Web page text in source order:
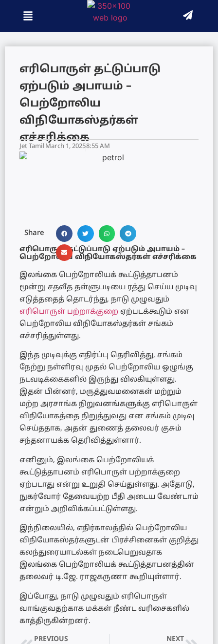
எரிபொருள் தட்டுப்பாடு
ஏற்படும் அபாயம் –
பெற்றோலிய
விநியோகஸ்தர்கள்
எச்சரிக்கை
Jet TamilMarch 1, 20258:55 AM
Share
எரிபொருள் தட்டுப்பாடு ஏற்படும் அபாயம் –
பெற்றோலிய விநியோகஸ்தர்கள் எச்சரிக்கை
இலங்கை பெற்றோலியக் கூட்டுத்தாபனம்
மூன்று சதவீத தள்ளுபடியை ரத்து செய்ய முடிவு
எடுத்ததைத் தொடர்ந்து, நாடு முழுவதும்
எரிபொருள் பற்றாக்குறை ஏற்படக்கூடும் என
பெற்றோலிய விநியோகஸ்தர்கள் சங்கம்
எச்சரித்துள்ளது.
இந்த முடிவுக்கு எதிர்ப்பு தெரிவித்து, சங்கம்
நேற்று நள்ளிரவு முதல் பெற்றோலிய ஒழுங்கு
நடவடிக்கைகளில் இருந்து விலகியுள்ளது.
இதன் பின்னர், மருத்துவமனைகள் மற்றும்
மற்ற அரசாங்க நிறுவனங்களுக்கு எரிபொருள்
விநியோகத்தை நிறுத்துவது என சங்கம் முடிவு
செய்ததாக, அதன் துணைத் தலைவர் குசும்
சந்தனாயக்க தெரிவித்துள்ளார்.
எனினும், இலங்கை பெற்றோலியக்
கூட்டுத்தாபனம் எரிபொருள் பற்றாக்குறை
ஏற்படாது என்று உறுதி செய்துள்ளது. அதோடு,
நுகர்வோர் தேவையற்ற பீதி அடைய வேண்டாம்
என்றும் அறிவிக்கப்பட்டுள்ளது.
இந்நிலையில், எதிர்காலத்தில் பெற்றோலிய
விநியோகஸ்தர்களுடன் பிரச்சினைகள் குறித்து
கலந்துரையாடல்கள் நடைபெறுவதாக
இலங்கை பெற்றோலியக் கூட்டுத்தாபனத்தின்
தலைவர் டி.ஜே. ராஜகருணா கூறியுள்ளார்.
இப்போது, நாடு முழுவதும் எரிபொருள்
வாங்குவதற்காக மக்கள் நீண்ட வரிசைகளில்
காத்திருகின்றனர்.
PREVIOUS NEXT